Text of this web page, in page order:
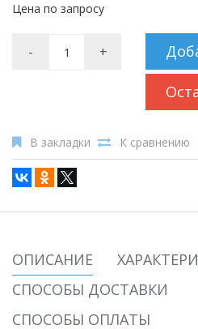
Цена по запросу
- +
В закладки К сравнению
ОПИСАНИЕ
СПОСОБЫ ДОСТАВКИ
СПОСОБЫ ОПЛАТЫ